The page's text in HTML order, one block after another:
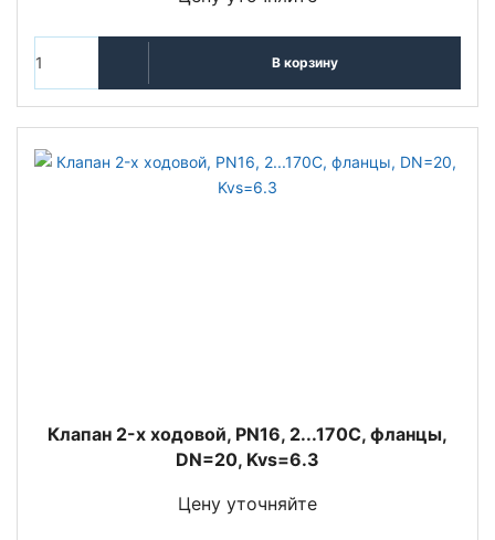
В корзину
Клапан 2-x ходовой, PN16, 2...170С, фланцы,
DN=20, Kvs=6.3
Цену уточняйте